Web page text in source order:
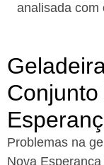
analisada com
Problemas na
Nova